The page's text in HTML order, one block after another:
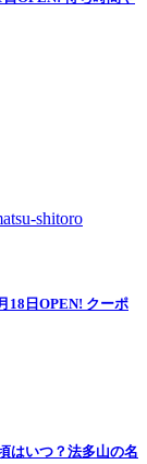
18日OPEN! クーポ
はいつ？法多山の名